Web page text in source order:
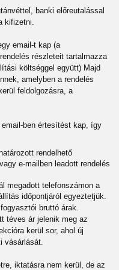
banki előreutalással
kifizetni.
email-t kap (a
részleteit tartalmazza
költséggel együtt) Majd
amelyben a rendelés
feldolgozásra, a
ben értesítést kap, így
rendelhető
e-mailben leadott rendelés
megadott telefonszámon a
időpontjáról egyeztetjük.
bruttó árak.
téves ár jelenik meg az
kerül sor, ahol új
vásárlását.
iktatásra nem kerül, de az